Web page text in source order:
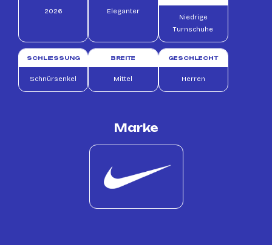
2026 Eleganter
Niedrige
Turnschuhe
SCHLIESSUNG
Schnürsenkel
BREITE
Mittel
GESCHLECHT
Herren
Marke